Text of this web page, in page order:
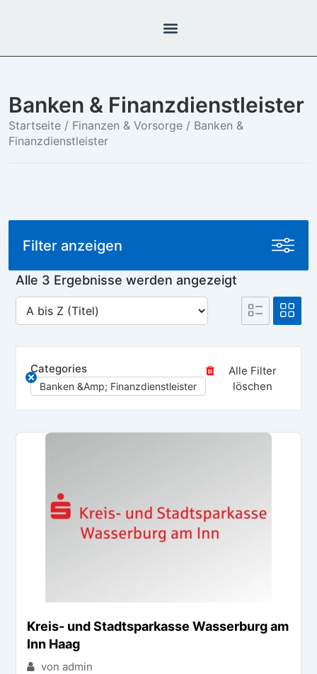
Banken & Finanzdienstleister
Startseite / Finanzen & Vorsorge / Banken &
Finanzdienstleister
Alle 3 Ergebnisse werden angezeigt
Categories
Banken &amp; Finanzdienstleister
Alle Filter
löschen
Kreis- und Stadtsparkasse Wasserburg am
Inn Haag
von admin
Filter anzeigen